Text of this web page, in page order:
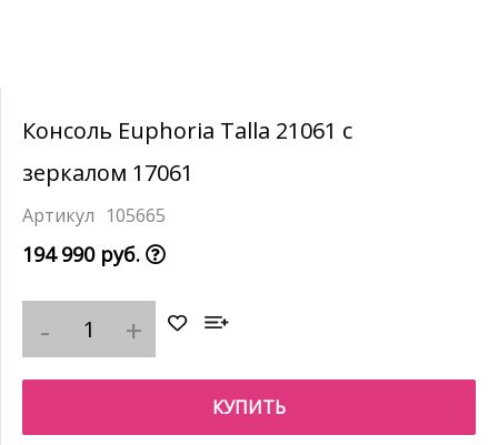
Консоль Euphoria Talla 21061 с
зеркалом 17061
105665
194 990 руб.
КУПИТЬ